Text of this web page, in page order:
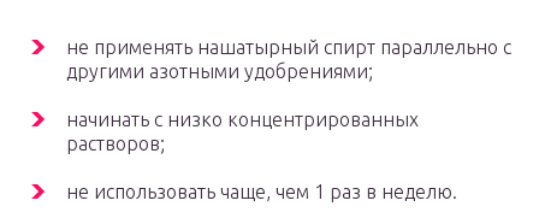
не применять нашатырный спирт параллельно с
другими азотными удобрениями;
начинать с низко концентрированных
растворов;
не использовать чаще, чем 1 раз в неделю.